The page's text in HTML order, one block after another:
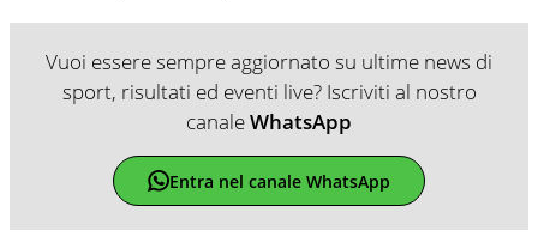
Vuoi essere sempre aggiornato su ultime news di
sport, risultati ed eventi live? Iscriviti al nostro
canaleWhatsApp
Entra nel canale WhatsApp